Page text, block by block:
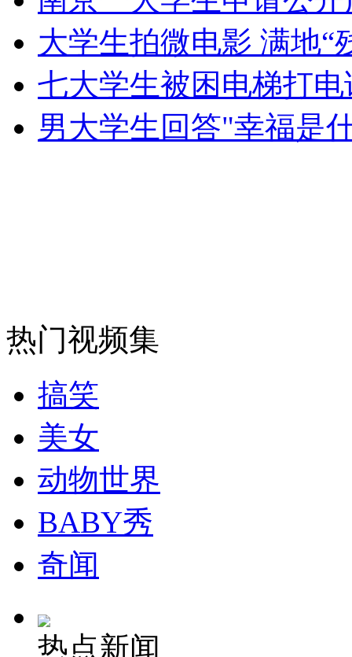
走！跟着总书记去植树
大学生拍微电影 满地“
七大学生被困电梯打
男大学生回答"幸福是
热门视频集
搞笑
美女
动物世界
BABY秀
奇闻
热点新闻